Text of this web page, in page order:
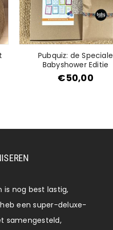
Pubquiz: de Speciale
Babyshower Editie
€50,00
is nog best lastig,
een super-deluxe-
samengesteld,